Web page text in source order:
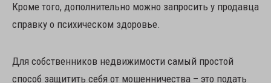
Кроме того, дополнительно можно запросить у продавца
справку о психическом здоровье.
Для собственников недвижимости самый простой
способ защитить себя от мошенничества – это подать